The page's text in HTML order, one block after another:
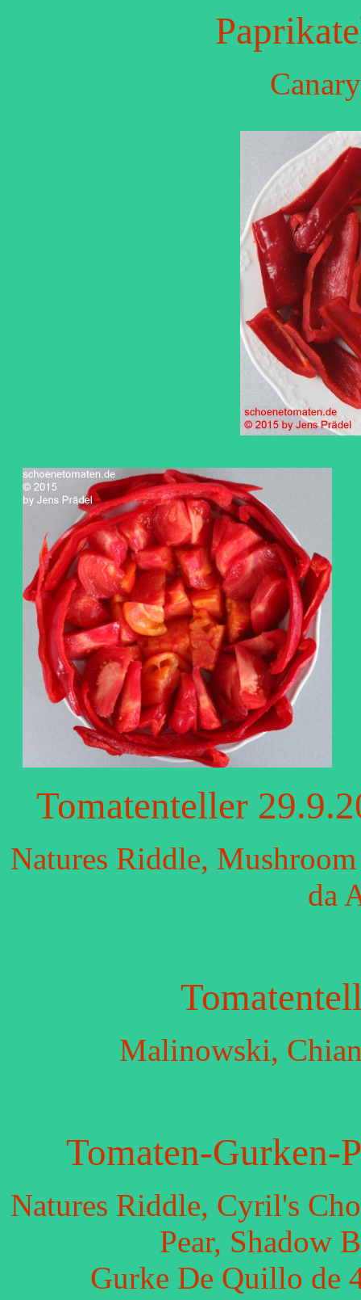
Tomatenteller
Natures Riddle,
da
Malinowski,
Tomaten-Gurken-
Natures Riddle, Cyril's
Pear, Shadow
Gurke De Quillo de